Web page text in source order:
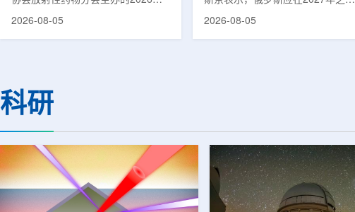
集团首席科学家刘蕴韬
放射性药物创新发展大会在山西省太
辐党委委员、总工程师、中核集团首
席科学家刘蕴韬接受记者专访时表
持续缩小城乡核医疗资源差距。同
时，以...
2026-08-05
完成国产核磁共振成像仪的研制工
核磁共振成像仪。该设备若按计划
完...
2026-08-05
科研